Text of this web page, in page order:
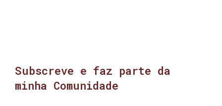
Subscreve e faz parte da
minha Comunidade